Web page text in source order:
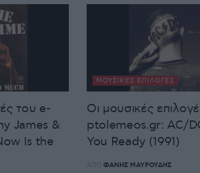
του e-
James &
Is the
ΜΟΥΣΙΚΈΣ ΕΠΙΛΟΓΈΣ
Οι μουσικές
ptolemeos.gr: AC/
You Ready (1991)
ΑΠΌ ΦΆΝΗΣ ΜΑΥΡΟΥΔΉΣ